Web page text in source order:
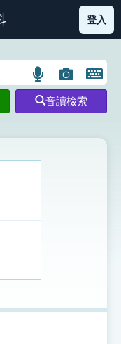
部首索引表圖示
登入
語
言
搜
示
圖
片
搜
開
鍵
圖
音讀檢索